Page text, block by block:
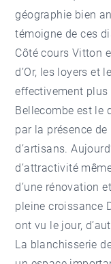
géographie bien
témoigne de ces
Côté cours Vitton
d’Or, les loyers et
effectivement plus
Bellecombe est le
par la présence
d’artisans.
d’attractivité
d’une rénovation
pleine croissance
ont vu le jour,
La blanchisserie